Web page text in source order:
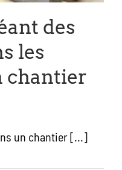
des
les
chantier
un chantier [...]